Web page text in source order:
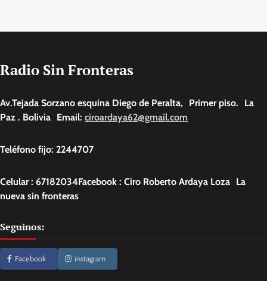
Radio Sin Fronteras
Av.Tejada Sorzano esquina Diego de Peralta, Primer piso. La
Paz . Bolivia Email: ciroardaya62@gmail.com
Teléfono fijo: 2244707
Celular : 67182034Facebook : Ciro Roberto Ardaya Loza La
nueva sin fronteras
Seguinos:
Facebook instagram